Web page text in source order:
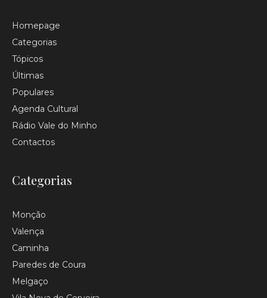
Homepage
Categorias
Tópicos
Últimas
Populares
Agenda Cultural
Rádio Vale do Minho
Contactos
Categorias
Monção
Valença
Caminha
Paredes de Coura
Melgaço